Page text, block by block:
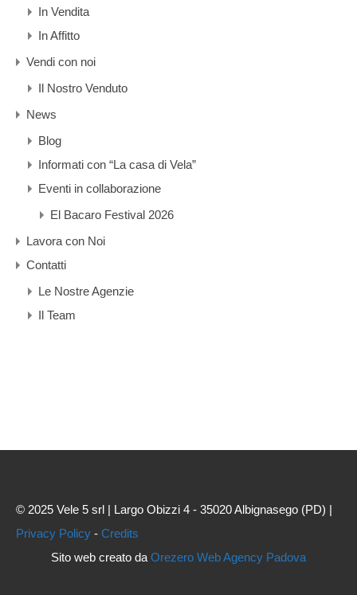
In Vendita
In Affitto
Vendi con noi
Il Nostro Venduto
News
Blog
Informati con “La casa di Vela”
Eventi in collaborazione
El Bacaro Festival 2026
Lavora con Noi
Contatti
Le Nostre Agenzie
Il Team
© 2025 Vele 5 srl | Largo Obizzi 4 - 35020 Albignasego (PD) |
Privacy Policy - Credits
Sito web creato da Orezero Web Agency Padova